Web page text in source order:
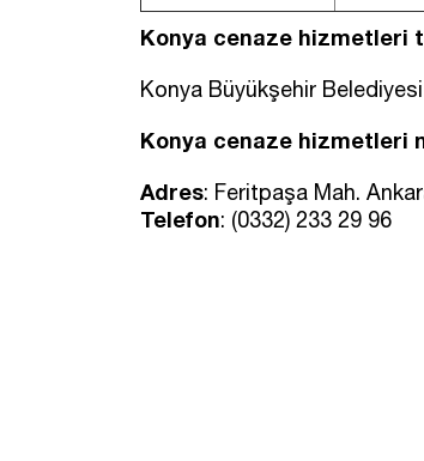
Konya cenaze hizmetleri
Konya Büyükşehir
Konya cenaze hizmetleri
Adres: Feritpaşa Mah.
Telefon: (0332) 233 29 96